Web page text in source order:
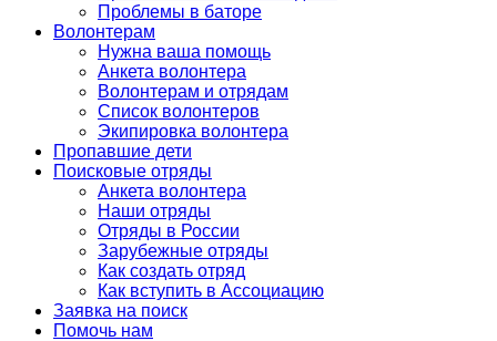
Проблемы в баторе
Волонтерам
Нужна ваша помощь
Анкета волонтера
Волонтерам и отрядам
Список волонтеров
Экипировка волонтера
Пропавшие дети
Поисковые отряды
Анкета волонтера
Наши отряды
Отряды в России
Зарубежные отряды
Как создать отряд
Как вступить в Ассоциацию
Заявка на поиск
Помочь нам